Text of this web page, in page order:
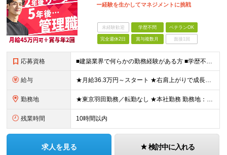
ー経験を生かしてマネジメントに挑戦
未経験歓迎 学歴不問 ベテランOK
完全週休2日 賞与複数月 面接1回
応募資格 ■建築業界で何らかの勤務経験がある方 ■学歴不問 ■30代40代活躍中 ＼こんな方は即戦力として活躍できます／ ◆施工・土木領域での営業経験 ◆調達部門での管理経験 ◆営業・管理部門等のマネジメント
給与 ★月給36.3万円～スタート ★右肩上がりで成長中／賞与年2回に加えて決算賞与支給（2026年度） 月給36万3600円～45万円＋賞与年2回（昨年度実績：3ヶ月分）＋決算賞与＋各種手当 ※経験やス
勤務地 ★東京羽田勤務／転勤なし ★本社勤務 勤務地：【ハネダ防設本社】東京都大田区羽田4-3-10 羽田ビル2階 (変更の範囲)上記を除く当社関連勤務地
残業時間 10時間以内
求人を見る 検討中に入れる